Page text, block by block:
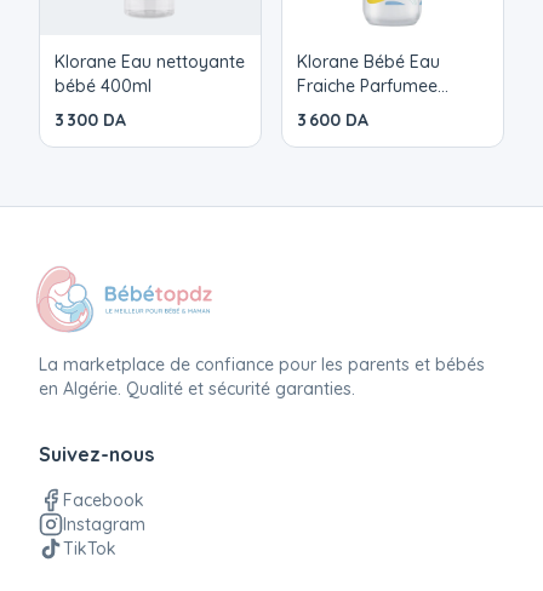
Klorane Eau nettoyante
bébé 400ml
3 300 DA
Klorane Bébé Eau
Fraiche Parfumee
500ml
3 600 DA
La marketplace de confiance pour les parents et bébés
en Algérie. Qualité et sécurité garanties.
Suivez-nous
Facebook
Instagram
TikTok